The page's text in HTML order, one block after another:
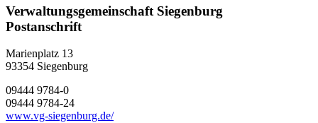
Verwaltungsgemeinschaft Siegenburg
Postanschrift
Marienplatz 13
93354 Siegenburg
09444 9784-0
09444 9784-24
www.vg-siegenburg.de/